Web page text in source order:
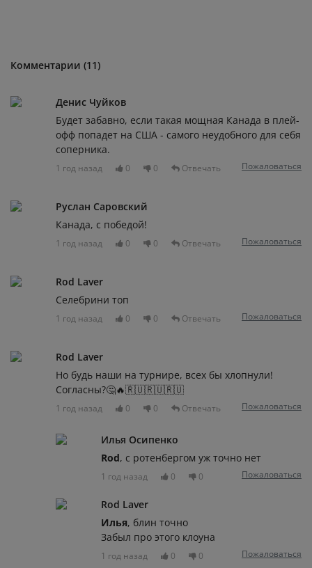
Комментарии (11)
Денис Чуйков
Будет забавно, если такая мощная Канада в плей-
офф попадет на США - самого неудобного для себя
соперника.
1 год назад 0 0 Отвечать Пожаловаться
Руслан Саровский
Канада, с победой!
1 год назад 0 0 Отвечать Пожаловаться
Rod Laver
Селебрини топ
1 год назад 0 0 Отвечать Пожаловаться
Rod Laver
Но будь наши на турнире, всех бы хлопнули!
Согласны?🤔🔥🇷🇺🇷🇺🇷🇺
1 год назад 0 0 Отвечать Пожаловаться
Илья Осипенко
Rod, с ротенбергом уж точно нет
1 год назад 0 0 Пожаловаться
Rod Laver
Илья, блин точно
Забыл про этого клоуна
1 год назад 0 0 Пожаловаться